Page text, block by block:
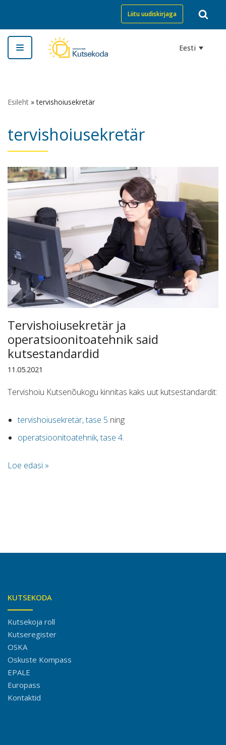
Skip
to
content
Liitu uudiskirjaga
Eesti
Esileht »tervishoiusekretär
tervishoiusekretär
Tervishoiusekretär ja
operatsioonitoatehnik said
kutsestandardid
11.05.2021
Tervishoiu Kutsenõukogu kinnitas kaks uut kutsestandardit:
tervishoiusekretär, tase 5 ning
operatsioonitoatehnik, tase 4.
Loe edasi »
KUTSEKODA
Kutsekoja roll
Kutseregister
OSKA
Oskuste Kompass
EPALE
Europass
Kontaktid